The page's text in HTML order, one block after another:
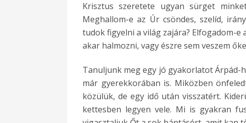
Krisztus szeretete ugyan sürget
Meghallom-e az Úr csöndes, szelíd,
tudok figyelni a világ zajára? Elfogadom-e
akar halmozni, vagy észre sem veszem
Tanuljunk meg egy jó gyakorlatot Árpád-
már gyerekkorában is. Miközben
közülük, de egy idő után visszatért.
kettesben legyen vele. Mi is gyakran